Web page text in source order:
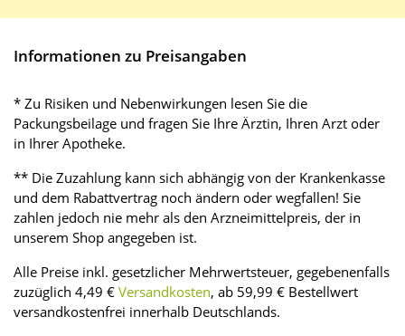
Informationen zu Preisangaben
* Zu Risiken und Nebenwirkungen lesen Sie die
Packungsbeilage und fragen Sie Ihre Ärztin, Ihren Arzt oder
in Ihrer Apotheke.
** Die Zuzahlung kann sich abhängig von der Krankenkasse
und dem Rabattvertrag noch ändern oder wegfallen! Sie
zahlen jedoch nie mehr als den Arzneimittelpreis, der in
unserem Shop angegeben ist.
Alle Preise inkl. gesetzlicher Mehrwertsteuer, gegebenenfalls
zuzüglich 4,49 € Versandkosten, ab 59,99 € Bestellwert
versandkostenfrei innerhalb Deutschlands.